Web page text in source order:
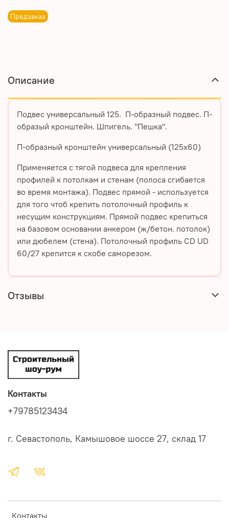
Предзаказ
Описание
Подвес универсальный 125. П-образный подвес. П-
образый кронштейн. Шпигель. "Пешка".
П-образный кронштейн универсальный (125х60)
Применяется с тягой подвеса для крепления
профилей к потолкам и стенам (полоса сгибается
во время монтажа). Подвес прямой - используется
для того чтоб крепить потолочный профиль к
несущим конструкциям. Прямой подвес крепиться
на базовом основании анкером (ж/бетон. потолок)
или дюбелем (стена). Потолочный профиль CD UD
60/27 крепится к скобе саморезом.
Отзывы
Контакты
Контакты
+79785123434
г. Севастополь, Камышовое шоссе 27, склад 17